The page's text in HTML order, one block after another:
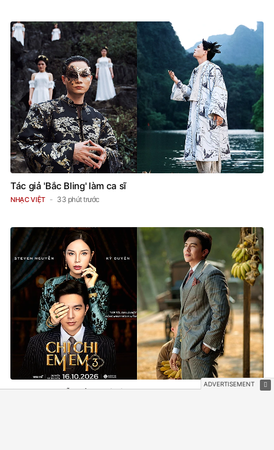
Tác giả 'Bắc Bling' làm ca sĩ
NHẠC VIỆT 33 phút trước
Steven Nguyễn dừng lại đi!